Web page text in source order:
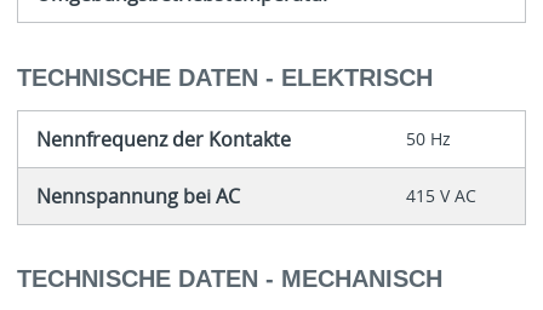
TECHNISCHE DATEN - ELEKTRISCH
Nennfrequenz der Kontakte 50 Hz
Nennspannung bei AC 415 V AC
TECHNISCHE DATEN - MECHANISCH